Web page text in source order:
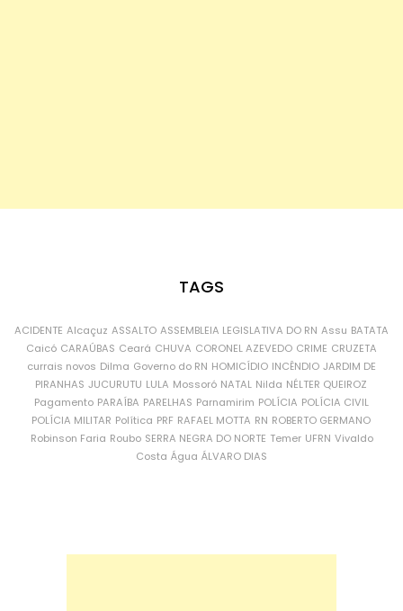
TAGS
ACIDENTE Alcaçuz ASSALTO ASSEMBLEIA LEGISLATIVA DO RN Assu BATATA
Caicó CARAÚBAS Ceará CHUVA CORONEL AZEVEDO CRIME CRUZETA
currais novos Dilma Governo do RN HOMICÍDIO INCÊNDIO JARDIM DE
PIRANHAS JUCURUTU LULA Mossoró NATAL Nilda NÉLTER QUEIROZ
Pagamento PARAÍBA PARELHAS Parnamirim POLÍCIA POLÍCIA CIVIL
POLÍCIA MILITAR Política PRF RAFAEL MOTTA RN ROBERTO GERMANO
Robinson Faria Roubo SERRA NEGRA DO NORTE Temer UFRN Vivaldo
Costa Água ÁLVARO DIAS